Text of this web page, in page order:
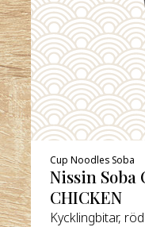
Cup Noodles Soba
Nissin Soba
CHICKEN
Kycklingbitar,